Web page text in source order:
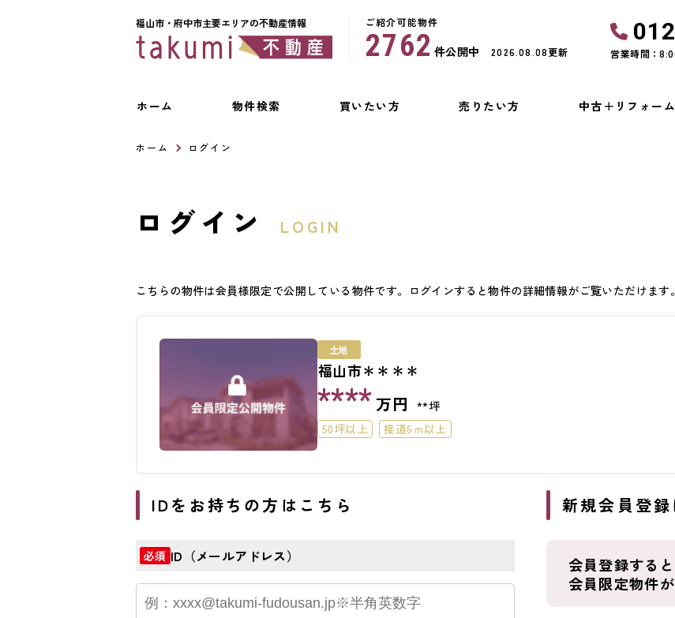
ご紹介可能物件
2762 件公開中 2026.08.08更新
福山市・府中市主要エリアの不動産情報
営業時間：
ホーム 物件検索 買いたい方 売りたい方 中古＋リフォーム
ホーム ログイン
ログイン LOGIN
こちらの物件は会員様限定で公開している物件です。ログインすると物件の詳細情報がご覧いただけます。
土地
福山市＊＊＊＊
**** 万円
**坪
50坪以上
接道6ｍ以上
IDをお持ちの方はこちら
必須 ID（メールアドレス）
新規会員登録
会員登録する
会員限定物件が